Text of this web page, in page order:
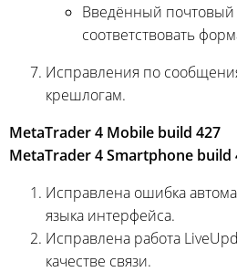
Введённый почтовый
соответствовать
Исправления по
крешлогам.
MetaTrader 4 Mobile build 427
MetaTrader 4 Smartphone build
Исправлена ошибка
языка интерфейса.
Исправлена работа
качестве связи.